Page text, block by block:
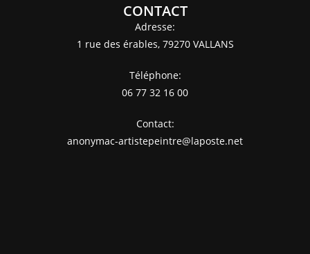
CONTACT
Adresse:
1 rue des érables, 79270 VALLANS
Téléphone:
06 77 32 16 00
Contact:
anonymac-artistepeintre@laposte.net